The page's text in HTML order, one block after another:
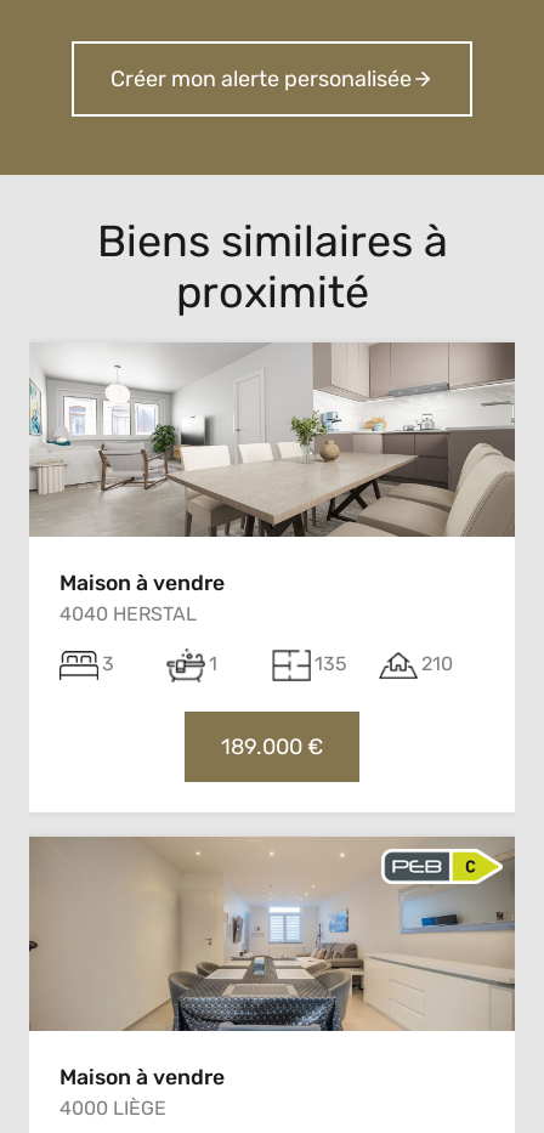
Créer mon alerte personalisée
Biens similaires à
proximité
Maison à vendre
4040 HERSTAL
3 1 135 210
189.000 €
Maison à vendre
4000 LIÈGE